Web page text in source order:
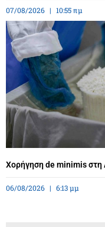
07/08/2026 10:55 πμ
Χορήγηση de minimis στη
06/08/2026 6:13 μμ